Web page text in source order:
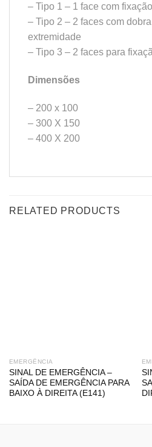
– Tipo 1 – 1 face com
– Tipo 2 – 2 faces com
extremidade
– Tipo 3 – 2 faces para
Dimensões
– 200 x 100
– 300 X 150
– 400 X 200
RELATED PRODUCTS
EMERGÊNCIA
SINAL DE EMERGÊNCIA –
SAÍDA DE EMERGÊNCIA PARA
BAIXO À DIREITA (E141)